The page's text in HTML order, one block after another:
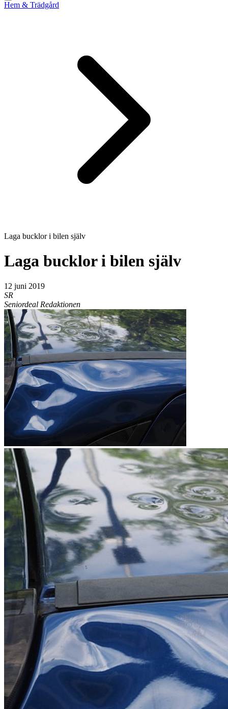
Hem & Trädgård
Laga bucklor i bilen själv
Laga bucklor i bilen själv
12 juni 2019
SR
Seniordeal Redaktionen